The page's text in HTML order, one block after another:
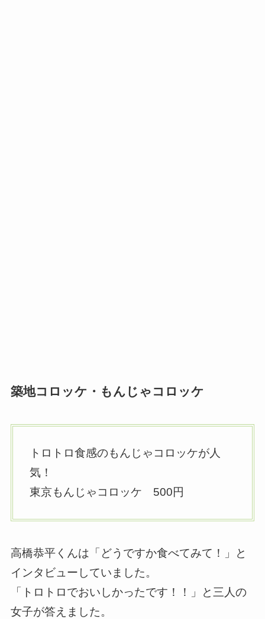
築地コロッケ・もんじゃコロッケ
トロトロ食感のもんじゃコロッケが人
気！
東京もんじゃコロッケ 500円
高橋恭平くんは「どうですか食べてみて！」と
インタビューしていました。
「トロトロでおいしかったです！！」と三人の
女子が答えました。